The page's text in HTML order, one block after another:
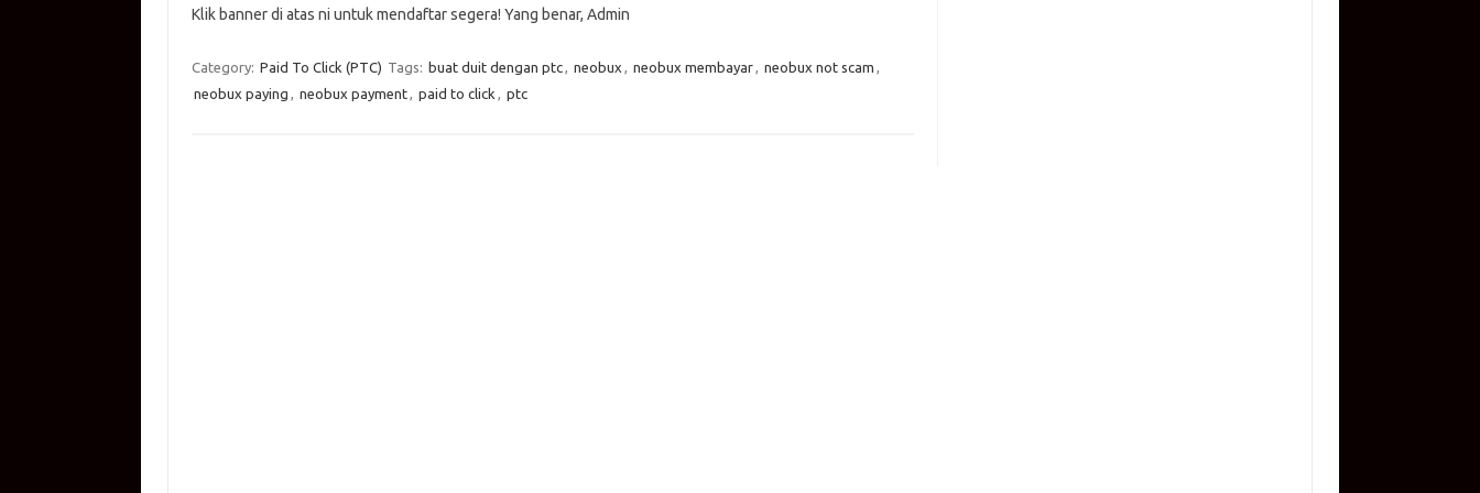
at
s
A
e
b
o
p
y
Li
it
te
r
g
g
er
ail er C
h
e
k
e
e
Klik banner di atas ni untuk mendaftar segera! Yang benar, Admin
Category: Paid To Click (PTC) Tags: buat duit dengan ptc, neobux , neobux membayar, neobux not scam ,
neobux paying , neobux payment, paid to click , ptc